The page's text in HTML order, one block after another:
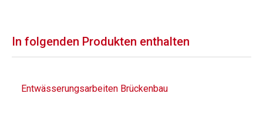
In folgenden Produkten enthalten
Entwässerungsarbeiten Brückenbau